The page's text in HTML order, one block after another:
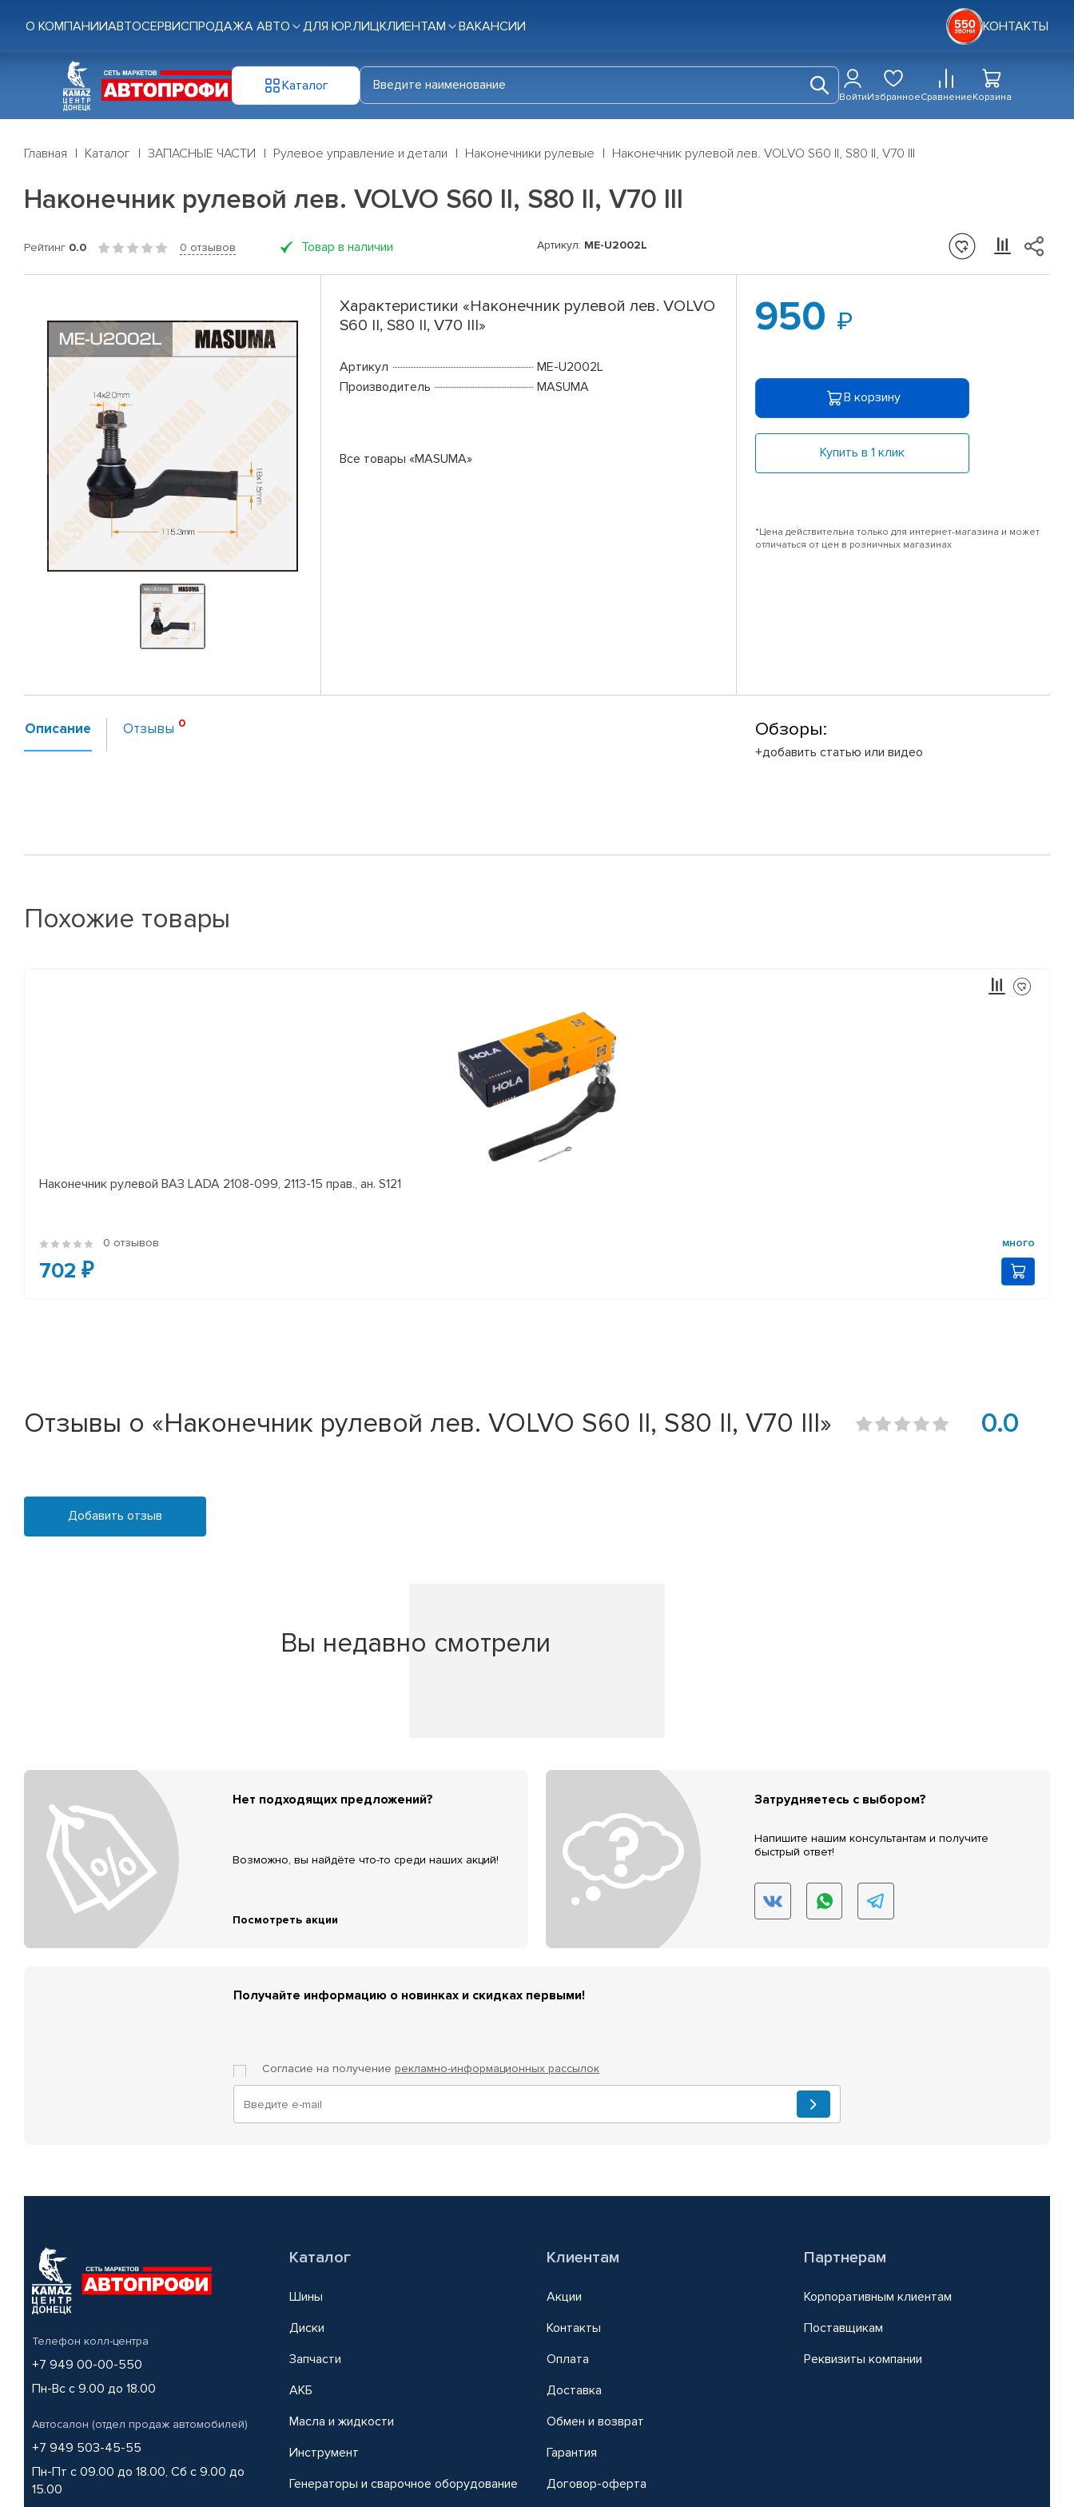
О КОМПАНИИАВТОСЕРВИСПРОДАЖА АВТО ДЛЯ ЮР.ЛИЦКЛИЕНТАМ ВАКАНСИИ КОНТАКТЫ
Каталог
ВойтиИзбранноеСравнениеКорзина
Главная Каталог ЗАПАСНЫЕ ЧАСТИ Рулевое управление и детали Наконечники рулевые Наконечник рулевой лев. VOLVO S60 II, S80 II, V70 III
Наконечник рулевой лев. VOLVO S60 II, S80 II, V70 III
Рейтинг 0.0 0 отзывов Товар в наличии Артикул: ME-U2002L
Характеристики «Наконечник рулевой лев. VOLVO
S60 II, S80 II, V70 III»
Артикул
ME-U2002L
Производитель
MASUMA
Все товары «MASUMA»
950
В корзину
Купить в 1 клик
*Цена действительна только для интернет-магазина и может
отличаться от цен в розничных магазинах
Описание Отзывы Обзоры:
+добавить статью или видео
Похожие товары
Наконечник рулевой ВАЗ LADA 2108-099, 2113-15 прав., ан. S121
0 отзывов много
702 ₽
Отзывы о «Наконечник рулевой лев. VOLVO S60 II, S80 II, V70 III» 0.0
Добавить отзыв
Вы недавно смотрели
Нет подходящих предложений?
Возможно, вы найдёте что-то среди наших акций!
Посмотреть акции
Затрудняетесь с выбором?
Напишите нашим консультантам и получите
быстрый ответ!
Получайте информацию о новинках и скидках первыми!
Согласие на получение рекламно-информационных рассылок
Телефон колл-центра
+7 949 00-00-550
Пн-Вс с 9.00 до 18.00
Автосалон (отдел продаж автомобилей)
+7 949 503-45-55
Пн-Пт с 09.00 до 18.00, Сб с 9.00 до
15.00
Каталог
Шины
Диски
Запчасти
АКБ
Масла и жидкости
Инструмент
Генераторы и сварочное оборудование
Клиентам
Акции
Контакты
Оплата
Доставка
Обмен и возврат
Гарантия
Договор-оферта
Партнерам
Корпоративным клиентам
Поставщикам
Реквизиты компании